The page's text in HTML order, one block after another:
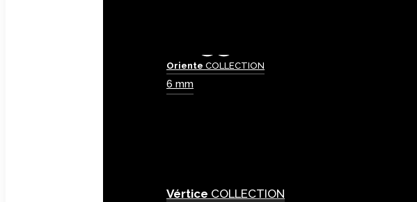
Oriente COLLECTION
6 mm
Vértice COLLECTION